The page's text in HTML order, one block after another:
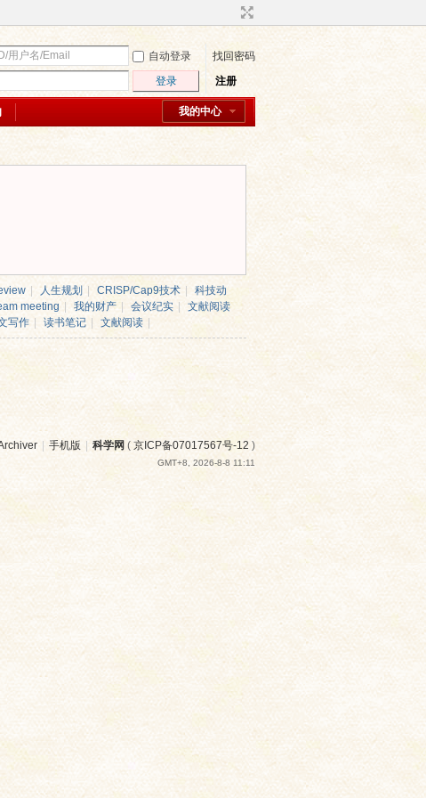
自动登录
找回密码
登录 注册
我的中心
人生规划 CRISP/Cap9技术
科技动
meeting 我的财产 会议纪实
文献阅读
写作 读书笔记 文献阅读
手机版 科学网 ( 京ICP备07017567号-12 )
GMT+8, 2026-8-8 11:11